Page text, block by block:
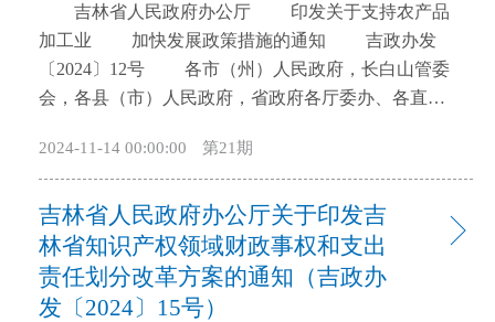
吉林省人民政府办公厅 印发关于支持农产品
加工业 加快发展政策措施的通知 吉政办发
〔2024〕12号 各市（州）人民政府，长白山管委
会，各县（市）人民政府，省政府各厅委办、各直属
产品加工业加快发展的政策措施》已经省政府同意，
现印发给你们，请认真抓好贯彻落实。 吉林省人
民政府办公厅 2024年6月14日 关于支持农产
品加工业加快发展的政策措施 为推动全省农产品
加工业高质量发展，打造万亿级农产品及其深加工和
食品细加工产业，现提出如下政策措施： 一、对
2024-11-14 00:00:00 第21期
吉林省人民政府办公厅关于印发吉
林省知识产权领域财政事权和支出
责任划分改革方案的通知（吉政办
发〔2024〕15号）